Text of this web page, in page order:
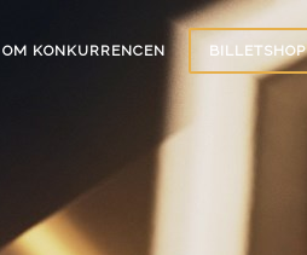
KONKURRENCEN BILLETSHOP